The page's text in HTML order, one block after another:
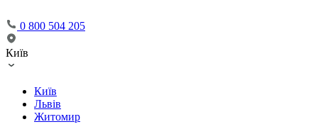
0 800 504 205
Київ
Київ
Львів
Житомир